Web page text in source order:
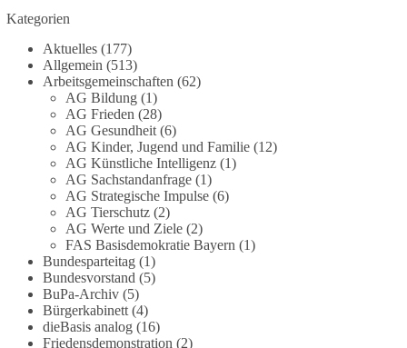
aufgearbeitet.
Auch in Deutschland warten viele Menschen bis
heute auf Antworten:
❓ Wie wurden politische Entscheidungen
getroffen?
❓ Welche Maßnahmen waren notwendig und
welche nicht?
❓Und wer übernimmt die Verantwortung für die
massiven Folgen für Kinder, Familien,
Unternehmen und das Vertrauen in unseren
Rechtsstaat?
🟩🟩🟦🟦🟥🟥🟧🟧
Eine demokratische Gesellschaft lebt nicht davon,
Kategorien
Aktuelles(177)
Allgemein (513)
Arbeitsgemeinschaften (62)
AG Bildung(1)
AG Frieden (28)
AG Gesundheit(6)
AG Kinder, Jugend und Familie(12)
AG Künstliche Intelligenz(1)
AG Sachstandanfrage(1)
AG Strategische Impulse(6)
AG Tierschutz(2)
AG Werte und Ziele(2)
FAS Basisdemokratie Bayern (1)
Bundesparteitag(1)
Bundesvorstand (5)
BuPa-Archiv(5)
Bürgerkabinett(4)
dieBasis analog(16)
Friedensdemonstration (2)